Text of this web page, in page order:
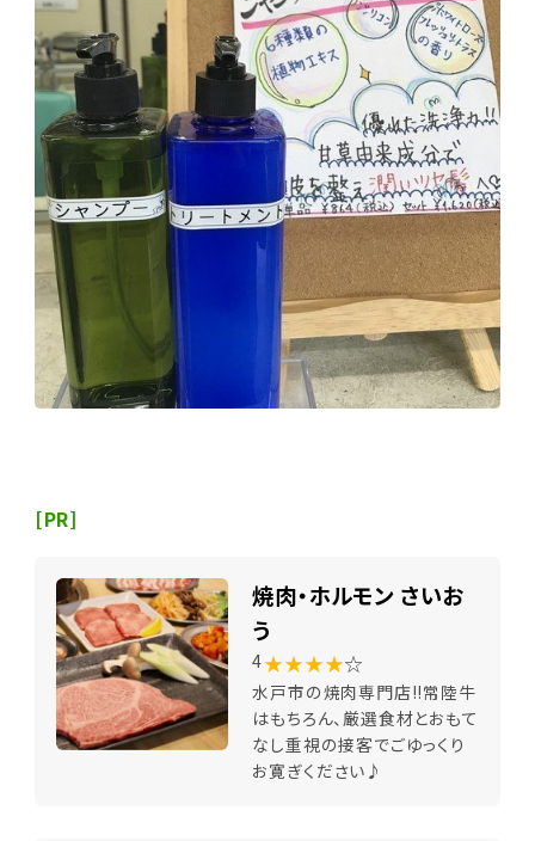
[PR]
焼肉・ホルモン さいお
う
4★★★★☆
水戸市の焼肉専門店!!常陸牛
はもちろん、厳選食材とおもて
なし重視の接客でごゆっくり
お寛ぎください♪